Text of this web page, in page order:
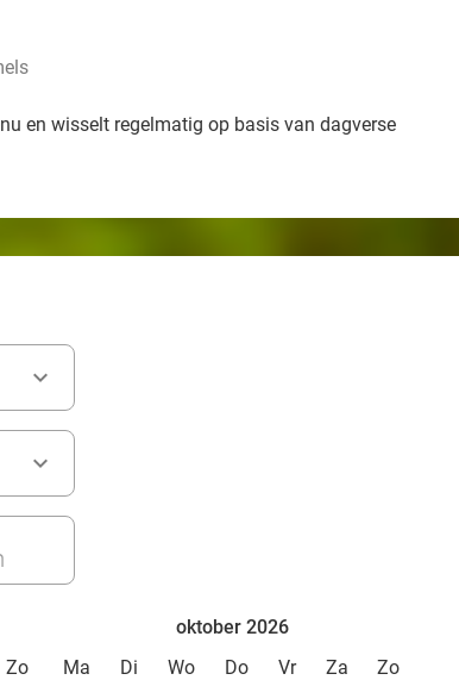
en wisselt regelmatig op basis van dagverse
Zo
oktober 2026
Ma
Di Wo Do Vr Za Zo